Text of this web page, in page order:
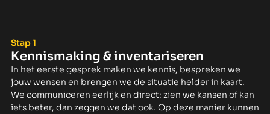
Stap 1
Kennismaking & inventariseren
In het eerste gesprek maken we kennis, bespreken we
jouw wensen en brengen we de situatie helder in kaart.
We communiceren eerlijk en direct: zien we kansen of kan
iets beter, dan zeggen we dat ook. Op deze manier kunnen